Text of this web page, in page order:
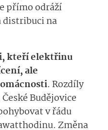
přímo odráží
distribuci na
kteří elektřinu
ale
. Rozdíly
Budějovice
v řádu
Změna